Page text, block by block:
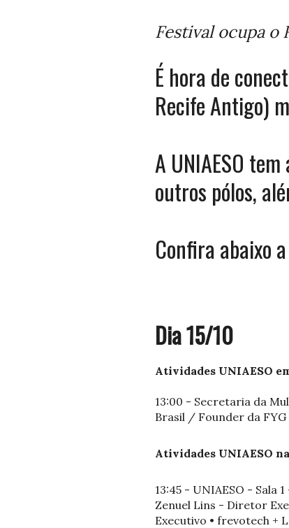
Festival ocupa o
É hora de
Recife Antigo)
A UNIAESO
outros pólos,
Confira abaixo
Dia 15/10
Atividades UNIAESO
13:00 - Secretaria da
Brasil / Founder da
Atividades UNIAESO
13:45 - UNIAESO - Sala
Zenuel Lins - Diretor
Executivo • frevotech +